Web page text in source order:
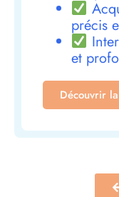
précis
et
Découvrir